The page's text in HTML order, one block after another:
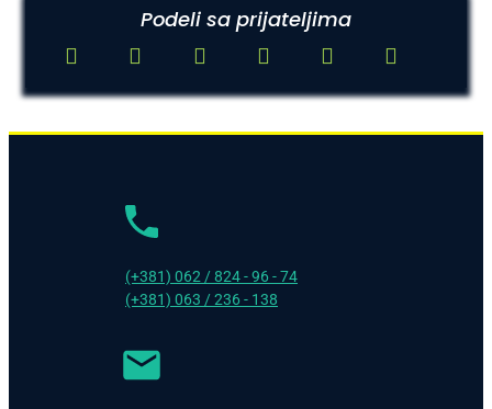
Podeli sa prijateljima
(+381) 062 / 824 - 96 - 74
(+381) 063 / 236 - 138